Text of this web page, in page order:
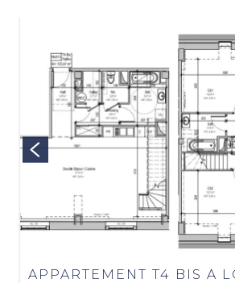
APPARTEMENT T4 BIS A